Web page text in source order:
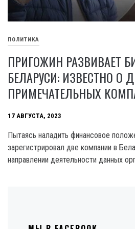
ПОЛИТИКА
ПРИГОЖИН РАЗВИВАЕТ
БЕЛАРУСИ: ИЗВЕСТНО О
ПРИМЕЧАТЕЛЬНЫХ
17 АВГУСТА, 2023
Пытаясь наладить финансовое
зарегистрировал две компании в
направлении деятельности данных